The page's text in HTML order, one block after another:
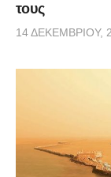
τους
14 ΔΕΚΕΜΒΡΊΟΥ,